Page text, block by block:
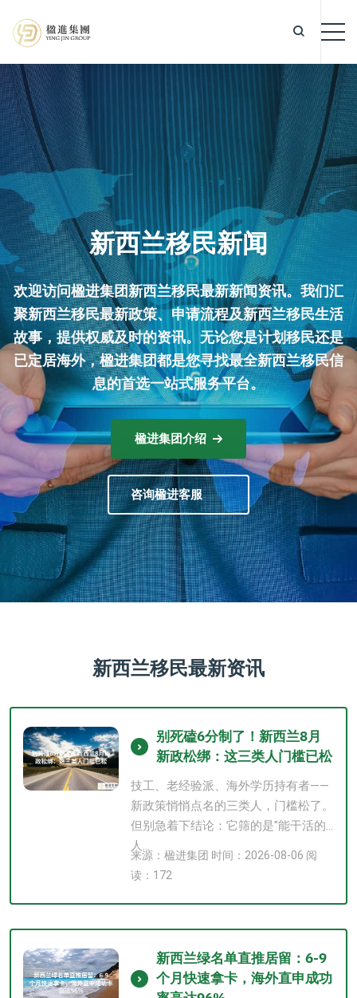
新西兰移民新闻
欢迎访问楹进集团新西兰移民最新新闻资讯。我们汇
聚新西兰移民最新政策、申请流程及新西兰移民生活
故事，提供权威及时的资讯。无论您是计划移民还是
已定居海外，楹进集团都是您寻找最全新西兰移民信
息的首选一站式服务平台。
楹进集团介绍
咨询楹进客服
新西兰移民最新资讯
别死磕6分制了！新西兰8月
新政松绑：这三类人门槛已松
技工、老经验派、海外学历持有者——
新政策悄悄点名的三类人，门槛松了。
但别急着下结论：它筛的是"能干活的
人...
来源：楹进集团 时间：2026-08-06 阅
读：172
新西兰绿名单直推居留：6-9
个月快速拿卡，海外直申成功